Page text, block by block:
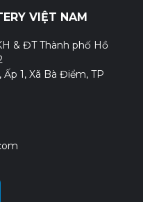
VIỆT NAM
& ĐT Thành phố Hồ
1, Xã Bà Điểm, TP